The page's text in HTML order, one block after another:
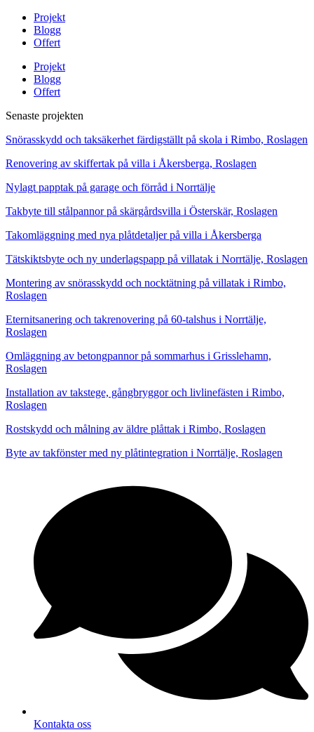
Projekt
Blogg
Offert
Projekt
Blogg
Offert
Senaste projekten
Snörasskydd och taksäkerhet färdigställt på skola i Rimbo, Roslagen
Renovering av skiffertak på villa i Åkersberga, Roslagen
Nylagt papptak på garage och förråd i Norrtälje
Takbyte till stålpannor på skärgårdsvilla i Österskär, Roslagen
Takomläggning med nya plåtdetaljer på villa i Åkersberga
Tätskiktsbyte och ny underlagspapp på villatak i Norrtälje, Roslagen
Montering av snörasskydd och nocktätning på villatak i Rimbo,
Roslagen
Eternitsanering och takrenovering på 60-talshus i Norrtälje,
Roslagen
Omläggning av betongpannor på sommarhus i Grisslehamn,
Roslagen
Installation av takstege, gångbryggor och livlinefästen i Rimbo,
Roslagen
Rostskydd och målning av äldre plåttak i Rimbo, Roslagen
Byte av takfönster med ny plåtintegration i Norrtälje, Roslagen
Kontakta oss